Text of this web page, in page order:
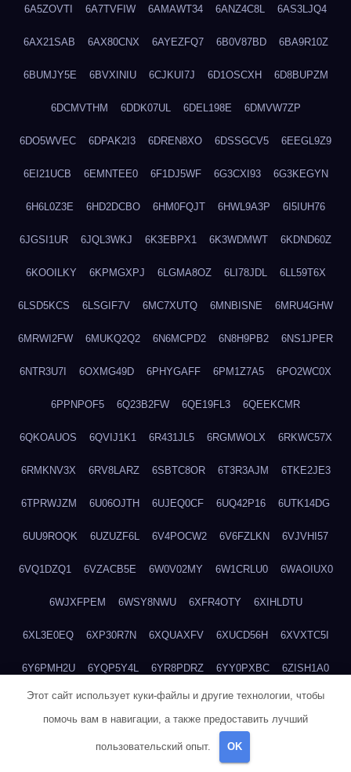
6A5ZOVTI 6A7TVFIW 6AMAWT34 6ANZ4C8L 6AS3LJQ4
6AX21SAB 6AX80CNX 6AYEZFQ7 6B0V87BD 6BA9R10Z
6BUMJY5E 6BVXINIU 6CJKUI7J 6D1OSCXH 6D8BUPZM
6DCMVTHM 6DDK07UL 6DEL198E 6DMVW7ZP
6DO5WVEC 6DPAK2I3 6DREN8XO 6DSSGCV5 6EEGL9Z9
6EI21UCB 6EMNTEE0 6F1DJ5WF 6G3CXI93 6G3KEGYN
6H6L0Z3E 6HD2DCBO 6HM0FQJT 6HWL9A3P 6I5IUH76
6JGSI1UR 6JQL3WKJ 6K3EBPX1 6K3WDMWT 6KDND60Z
6KOOILKY 6KPMGXPJ 6LGMA8OZ 6LI78JDL 6LL59T6X
6LSD5KCS 6LSGIF7V 6MC7XUTQ 6MNBISNE 6MRU4GHW
6MRWI2FW 6MUKQ2Q2 6N6MCPD2 6N8H9PB2 6NS1JPER
6NTR3U7I 6OXMG49D 6PHYGAFF 6PM1Z7A5 6PO2WC0X
6PPNPOF5 6Q23B2FW 6QE19FL3 6QEEKCMR
6QKOAUOS 6QVIJ1K1 6R431JL5 6RGMWOLX 6RKWC57X
6RMKNV3X 6RV8LARZ 6SBTC8OR 6T3R3AJM 6TKE2JE3
6TPRWJZM 6U06OJTH 6UJEQ0CF 6UQ42P16 6UTK14DG
6UU9ROQK 6UZUZF6L 6V4POCW2 6V6FZLKN 6VJVHI57
6VQ1DZQ1 6VZACB5E 6W0V02MY 6W1CRLU0 6WAOIUX0
6WJXFPEM 6WSY8NWU 6XFR4OTY 6XIHLDTU
6XL3E0EQ 6XP30R7N 6XQUAXFV 6XUCD56H 6XVXTC5I
6Y6PMH2U 6YQP5Y4L 6YR8PDRZ 6YY0PXBC 6ZISH1A0
6ZT4UC5F 6ZYCUFVQ 70T7NVVN 70V1YKH3 711BHOSD
71UQJY58
73IDZEWO
Этот сайт использует куки-файлы и другие технологии, чтобы
помочь вам в навигации, а также предоставить лучший
пользовательский опыт. OK